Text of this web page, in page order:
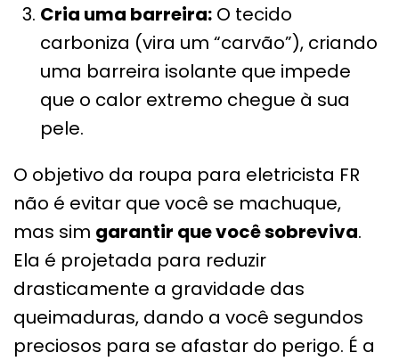
Cria uma barreira: O tecido
carboniza (vira um “carvão”), criando
uma barreira isolante que impede
que o calor extremo chegue à sua
pele.
O objetivo da roupa para eletricista FR
não é evitar que você se machuque,
mas sim garantir que você sobreviva.
Ela é projetada para reduzir
drasticamente a gravidade das
queimaduras, dando a você segundos
preciosos para se afastar do perigo. É a